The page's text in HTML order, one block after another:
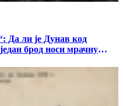
Да ли је Дунав код
брод носи мрачну